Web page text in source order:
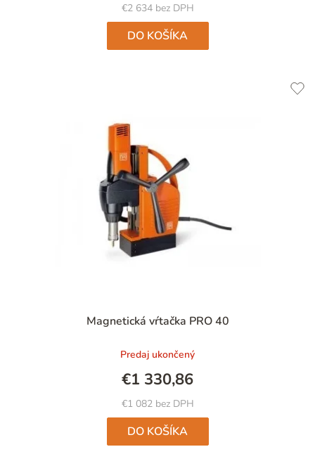
€2 634 bez DPH
DO KOŠÍKA
Magnetická vŕtačka PRO 40
Predaj ukončený
€1 082 bez DPH
€1 330,86
DO KOŠÍKA